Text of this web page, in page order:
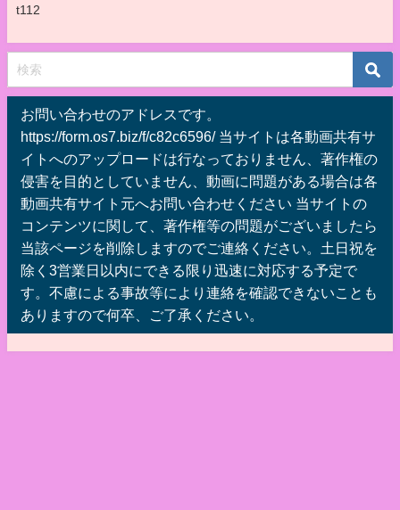
t112
お問い合わせのアドレスです。
https://form.os7.biz/f/c82c6596/ 当サイトは各動画共有サ
イトへのアップロードは行なっておりません、著作権の
侵害を目的としていません、動画に問題がある場合は各
動画共有サイト元へお問い合わせください 当サイトの
コンテンツに関して、著作権等の問題がございましたら
当該ページを削除しますのでご連絡ください。土日祝を
除く3営業日以内にできる限り迅速に対応する予定で
す。不慮による事故等により連絡を確認できないことも
ありますので何卒、ご了承ください。